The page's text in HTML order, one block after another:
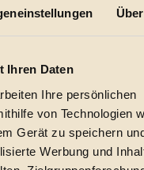
Ihren Daten
Ihre persönlichen
von Technologien
Gerät zu speichern
Werbung und
Artikel,